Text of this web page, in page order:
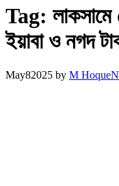
Tag: লাকসামে
ইয়াবা ও নগদ
May82025 by M Hoque